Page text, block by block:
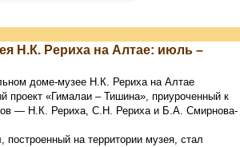
Н.К. Рериха на Алтае: июль –
доме-музее Н.К. Рериха на Алтае
проект «Гималаи – Тишина», приуроченный к
— Н.К. Рериха, С.Н. Рериха и Б.А. Смирнова-
на территории музея, стал